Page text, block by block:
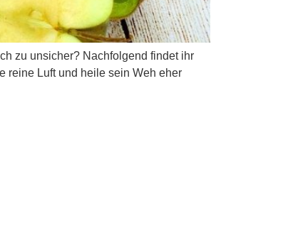
zu unsicher? Nachfolgend findet ihr
reine Luft und heile sein Weh eher